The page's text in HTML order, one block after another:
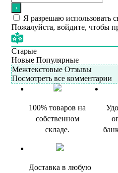
Я разрешаю использовать
Пожалуйста, войдите, чтобы
Старые
Новые Популярные
Межтекстовые Отзывы
Посмотреть все комментарии
100% товаров на
собственном
складе.
Доставка в любую